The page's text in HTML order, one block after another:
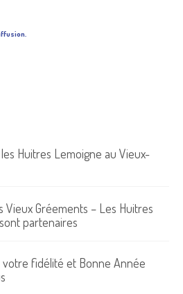
Huitres Lemoigne au Vieux-
Vieux Gréements – Les Huitres
partenaires
votre fidélité et Bonne Année